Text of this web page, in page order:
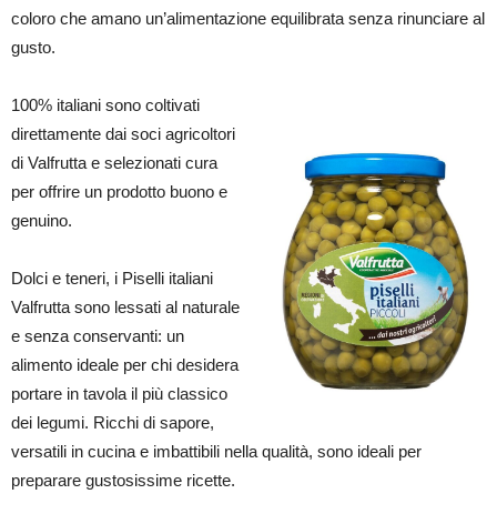
coloro che amano un’alimentazione equilibrata senza rinunciare al
gusto.
100% italiani sono coltivati
direttamente dai soci agricoltori
di Valfrutta e selezionati cura
per offrire un prodotto buono e
genuino.
Dolci e teneri, i Piselli italiani
Valfrutta sono lessati al naturale
e senza conservanti: un
alimento ideale per chi desidera
portare in tavola il più classico
dei legumi. Ricchi di sapore,
versatili in cucina e imbattibili nella qualità, sono ideali per
preparare gustosissime ricette.